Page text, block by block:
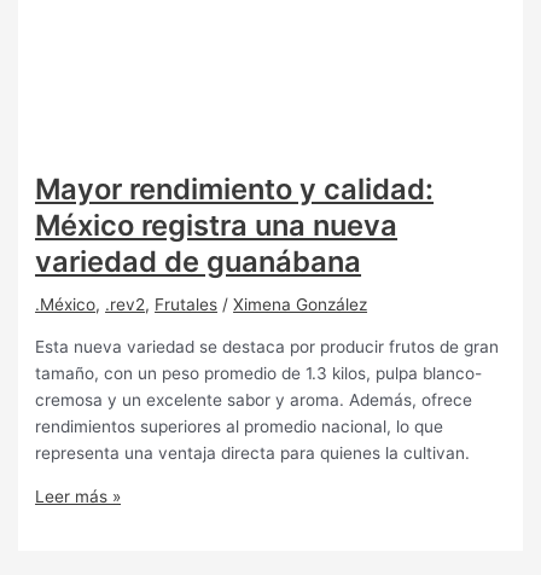
Mayor rendimiento y calidad:
México registra una nueva
variedad de guanábana
.México, .rev2, Frutales /Ximena González
Esta nueva variedad se destaca por producir frutos de gran
tamaño, con un peso promedio de 1.3 kilos, pulpa blanco-
cremosa y un excelente sabor y aroma. Además, ofrece
rendimientos superiores al promedio nacional, lo que
representa una ventaja directa para quienes la cultivan.
Leer más »